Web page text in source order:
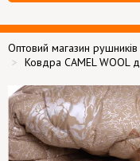
Оптовий магазин рушників
Ковдра CAMEL WOOL